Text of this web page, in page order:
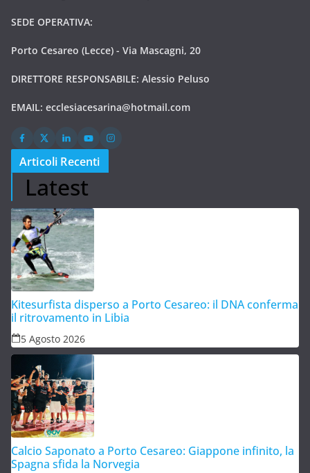
SEDE OPERATIVA:
Porto Cesareo (Lecce) - Via Mascagni, 20
DIRETTORE RESPONSABILE: Alessio Peluso
EMAIL: ecclesiacesarina@hotmail.com
Articoli Recenti
Latest
Kitesurfista disperso a Porto Cesareo: il DNA conferma
il ritrovamento in Libia
5 Agosto 2026
Calcio Saponato a Porto Cesareo: Giappone infinito, la
Spagna sfida la Norvegia